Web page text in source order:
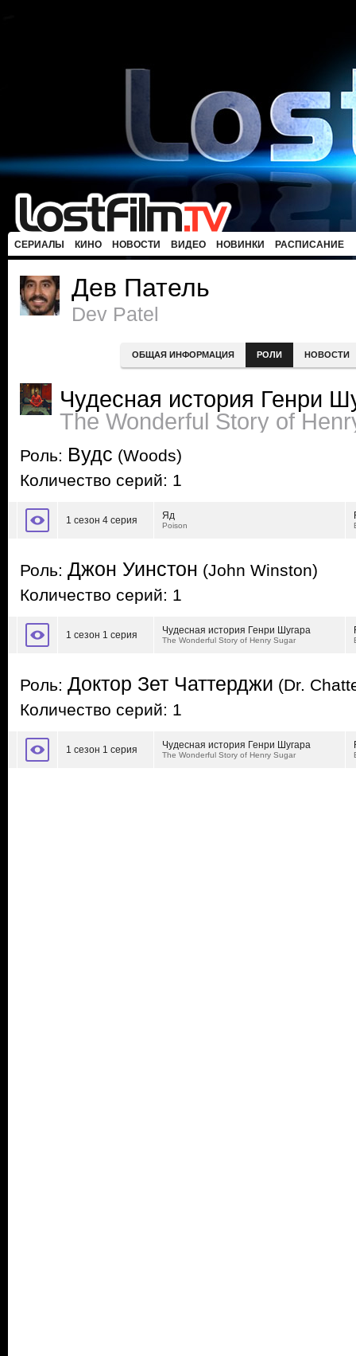
СЕРИАЛЫ КИНО НОВОСТИ ВИДЕО НОВИНКИ РАСПИСАНИЕ
Дев Патель
Dev Patel
ОБЩАЯ ИНФОРМАЦИЯ РОЛИ НОВОСТИ
Чудесная история Генри
The Wonderful Story of
Роль: Вудс (Woods)
Количество серий: 1
1 сезон 4 серия Яд
Poison
Роль: Джон Уинстон (John Winston)
Количество серий: 1
1 сезон 1 серия Чудесная история Генри Шугара
The Wonderful Story of Henry Sugar
Роль: Доктор Зет Чаттерджи (Dr.
Количество серий: 1
1 сезон 1 серия Чудесная история Генри Шугара
The Wonderful Story of Henry Sugar